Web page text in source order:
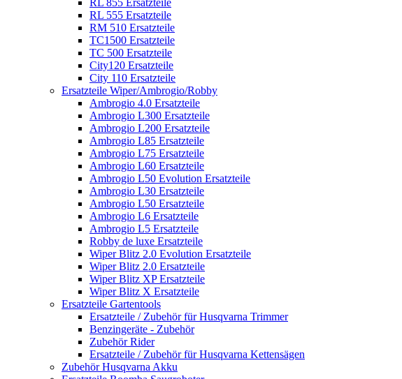
RL 855 Ersatzteile
RL 555 Ersatzteile
RM 510 Ersatzteile
TC1500 Ersatzteile
TC 500 Ersatzteile
City120 Ersatzteile
City 110 Ersatzteile
Ersatzteile Wiper/Ambrogio/Robby
Ambrogio 4.0 Ersatzteile
Ambrogio L300 Ersatzteile
Ambrogio L200 Ersatzteile
Ambrogio L85 Ersatzteile
Ambrogio L75 Ersatzteile
Ambrogio L60 Ersatzteile
Ambrogio L50 Evolution Ersatzteile
Ambrogio L30 Ersatzteile
Ambrogio L50 Ersatzteile
Ambrogio L6 Ersatzteile
Ambrogio L5 Ersatzteile
Robby de luxe Ersatzteile
Wiper Blitz 2.0 Evolution Ersatzteile
Wiper Blitz 2.0 Ersatzteile
Wiper Blitz XP Ersatzteile
Wiper Blitz X Ersatzteile
Ersatzteile Gartentools
Ersatzteile / Zubehör für Husqvarna Trimmer
Benzingeräte - Zubehör
Zubehör Rider
Ersatzteile / Zubehör für Husqvarna Kettensägen
Zubehör Husqvarna Akku